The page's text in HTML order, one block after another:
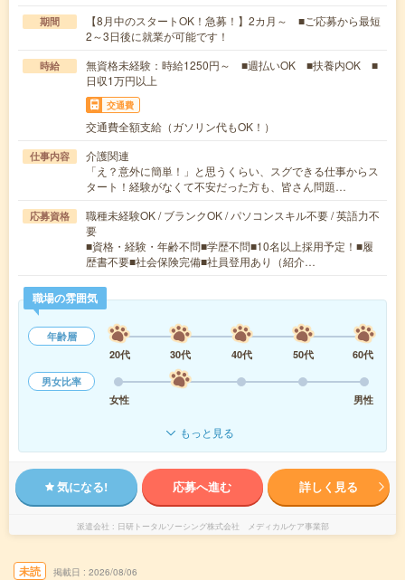
期間
【8月中のスタートOK！急募！】2カ月～ ■ご応募から最短
2～3日後に就業が可能です！
時給
無資格未経験：時給1250円～ ■週払いOK ■扶養内OK ■
日収1万円以上
交通費
交通費全額支給（ガソリン代もOK！）
仕事内容
介護関連
「え？意外に簡単！」と思うくらい、スグできる仕事からス
タート！経験がなくて不安だった方も、皆さん問題…
応募資格
職種未経験OK / ブランクOK / パソコンスキル不要 / 英語力不
要
■資格・経験・年齢不問■学歴不問■10名以上採用予定！■履
歴書不要■社会保険完備■社員登用あり（紹介…
職場の雰囲気
年齢層
20代
30代 40代 50代
60代
男女比率
女性
男性
もっと見る
気になる! 応募へ進む 詳しく見る
派遣会社 日研トータルソーシング株式会社 メディカルケア事業部
未読 掲載日 2026/08/06